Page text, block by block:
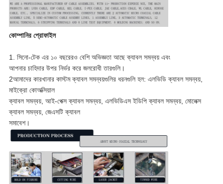
কোম্পানির প্রোফাইল
1. সিনো-টেক এর ১০ বছরেরও বেশি অভিজ্ঞতা আছে ক্যাবল সমন্বয় এবং
আপনার চাহিদার উপর নির্ভর করে জলরোধী তারগুলি।
2আমাদের কারখানার কাস্টম ক্যাবল সমন্বয়গুলির ধরনগুলি হল: এলভিডি ক্যাবল সমন্বয়,
মাইক্রো কোঅক্সিয়াল
ক্যাবল সমন্বয়, আই-পেক্স ক্যাবল সমন্বয়, এলভিডিএস ইডিপি ক্যাবল সমন্বয়, মোলেক্স
ক্যাবল সমন্বয়, জেএসটি ক্যাবল
সমাবেশ।